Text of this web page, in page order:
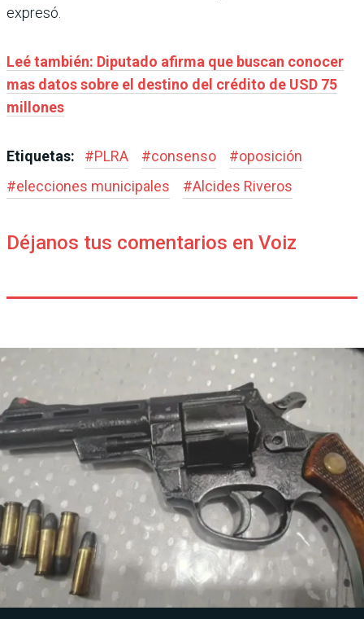
expresó.
Leé también: Diputado afirma que buscan conocer
mas datos sobre el destino del crédito de USD 75
millones
Etiquetas: #PLRA #consenso #oposición
#elecciones municipales #Alcides Riveros
Déjanos tus comentarios en Voiz